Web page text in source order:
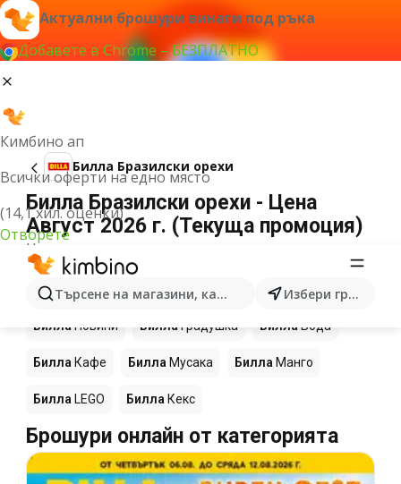
Актуални брошури винаги под ръка
Добавете в Chrome – БЕЗПЛАТНО
Кимбино ап
Всички оферти на едно място
(14,1 хил. оценки)
Отворете
Търсене на магазини, категории, продукти...Избери град
Билла Бразилски орехи
Билла Бразилски орехи - Цена
Август 2026 г. (Текуща промоция)
Не можахме да намерим резултати за този
термин.
Още продукти в магазините Билла
БиллаНовини БиллаГрадушка БиллаВода
Билла Кафе Билла Мусака Билла Манго
Билла LEGO Билла Кекс
Брошури онлайн от категорията